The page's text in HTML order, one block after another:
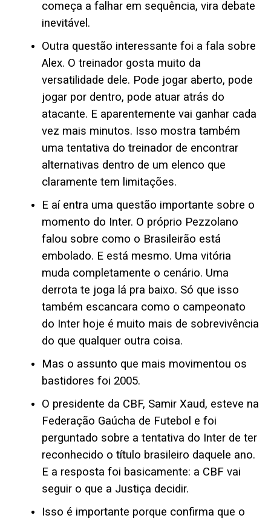
começa a falhar em sequência, vira debate
inevitável.
Outra questão interessante foi a fala sobre
Alex. O treinador gosta muito da
versatilidade dele. Pode jogar aberto, pode
jogar por dentro, pode atuar atrás do
atacante. E aparentemente vai ganhar cada
vez mais minutos. Isso mostra também
uma tentativa do treinador de encontrar
alternativas dentro de um elenco que
claramente tem limitações.
E aí entra uma questão importante sobre o
momento do Inter. O próprio Pezzolano
falou sobre como o Brasileirão está
embolado. E está mesmo. Uma vitória
muda completamente o cenário. Uma
derrota te joga lá pra baixo. Só que isso
também escancara como o campeonato
do Inter hoje é muito mais de sobrevivência
do que qualquer outra coisa.
Mas o assunto que mais movimentou os
bastidores foi 2005.
O presidente da CBF, Samir Xaud, esteve na
Federação Gaúcha de Futebol e foi
perguntado sobre a tentativa do Inter de ter
reconhecido o título brasileiro daquele ano.
E a resposta foi basicamente: a CBF vai
seguir o que a Justiça decidir.
Isso é importante porque confirma que o